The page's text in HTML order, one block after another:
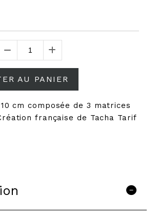
AU PANIER
cm composée de 3 matrices
française de Tacha Tarif